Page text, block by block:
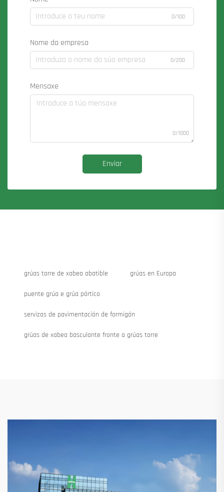
0/100
Nome da empresa
0/200
Mensaxe
0/1000
Enviar
grúas torre de xabea abatible grúas en Europa
puente grúa e grúa pórtico
servizos de pavimentación de formigón
grúas de xabea basculante fronte a grúas torre